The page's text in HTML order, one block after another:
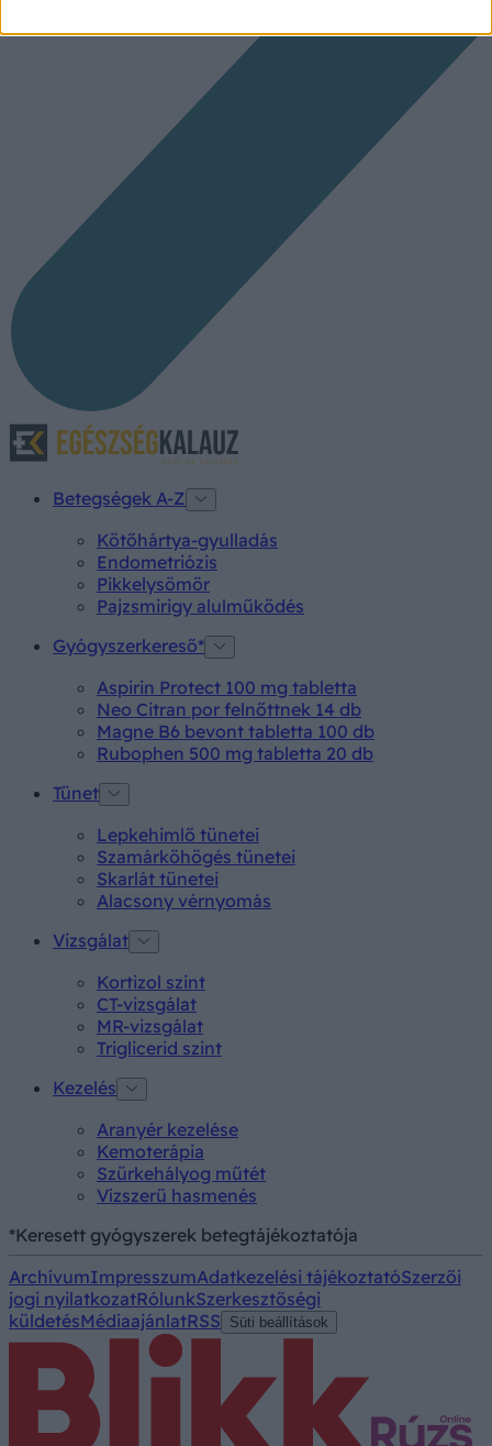
Betegségek A-Z
Kötőhártya-gyulladás
Endometriózis
Pikkelysömör
Pajzsmirigy alulműködés
Gyógyszerkereső*
Aspirin Protect 100 mg tabletta
Neo Citran por felnőttnek 14 db
Magne B6 bevont tabletta 100 db
Rubophen 500 mg tabletta 20 db
Tünet
Lepkehimlő tünetei
Szamárköhögés tünetei
Skarlát tünetei
Alacsony vérnyomás
Vizsgálat
Kortizol szint
CT-vizsgálat
MR-vizsgálat
Triglicerid szint
Kezelés
Aranyér kezelése
Kemoterápia
Szürkehályog műtét
Vízszerű hasmenés
*Keresett gyógyszerek betegtájékoztatója
ArchívumImpresszumAdatkezelési tájékoztatóSzerzői
jogi nyilatkozatRólunkSzerkesztőségi
küldetésMédiaajánlatRSS Süti beállítások